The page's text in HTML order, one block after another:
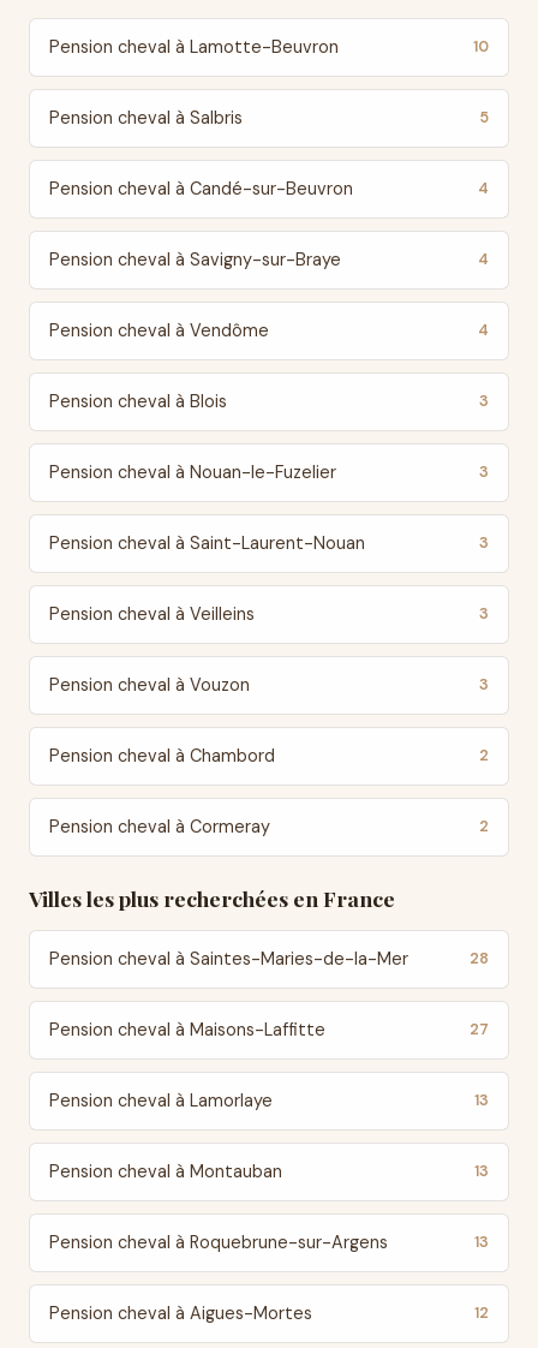
Pension cheval à Lamotte-Beuvron 10
Pension cheval à Salbris 5
Pension cheval à Candé-sur-Beuvron 4
Pension cheval à Savigny-sur-Braye 4
Pension cheval à Vendôme 4
Pension cheval à Blois 3
Pension cheval à Nouan-le-Fuzelier 3
Pension cheval à Saint-Laurent-Nouan 3
Pension cheval à Veilleins 3
Pension cheval à Vouzon 3
Pension cheval à Chambord 2
Pension cheval à Cormeray 2
Villes les plus recherchées en France
Pension cheval à Saintes-Maries-de-la-Mer 28
Pension cheval à Maisons-Laffitte 27
Pension cheval à Lamorlaye 13
Pension cheval à Montauban 13
Pension cheval à Roquebrune-sur-Argens 13
Pension cheval à Aigues-Mortes 12